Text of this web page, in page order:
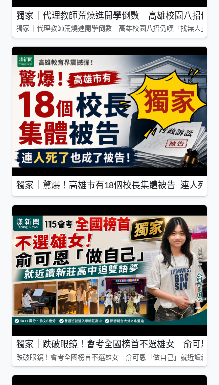
獨家｜代理教師荒燒進開學倒數 高雄校園八招仍
獨家｜代理教師荒燒進開學倒數 高雄校園八招仍嘆「找無人」
獨家｜驚爆！高雄市有18個校長集體被告 連人死了
獨家｜跌破眼鏡！會考全國榜首不選雄女 俞可恩
跌破眼鏡！會考全國榜首不選雄女 俞可恩「做自己」就近讀新莊